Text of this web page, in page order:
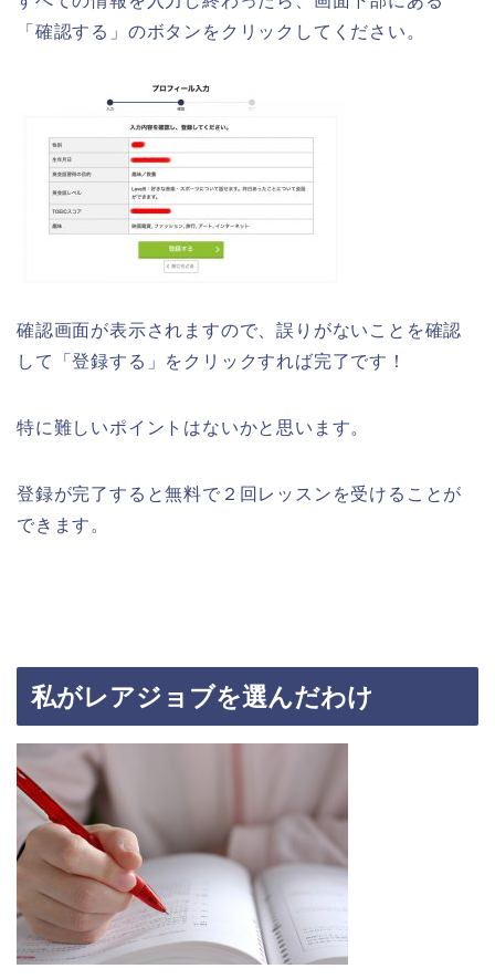
「確認する」のボタンをクリックしてください。
確認画面が表示されますので、誤りがないことを確認
して「登録する」をクリックすれば完了です！
特に難しいポイントはないかと思います。
登録が完了すると無料で２回レッスンを受けることが
できます。
私がレアジョブを選んだわけ